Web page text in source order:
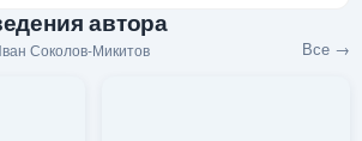
автора
Соколов-Микитов Все →